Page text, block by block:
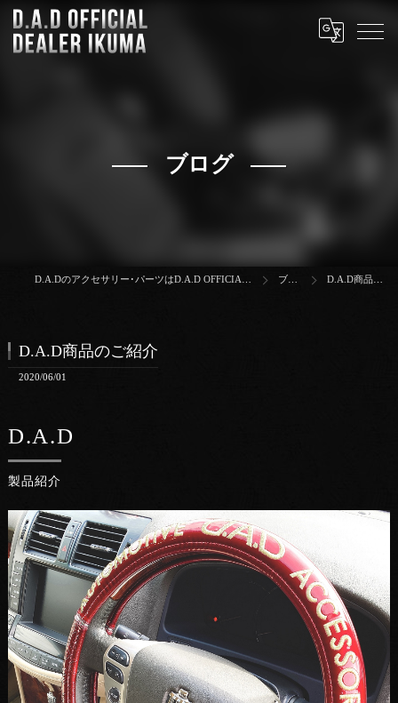
ブログ
ブログ D.A.D商品のご紹介
D.A.D商品のご紹介
2020/06/01
製品紹介
D.A.D